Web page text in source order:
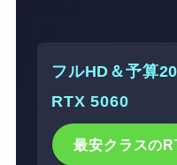
フルHD＆予算
RTX 5060
最安クラスの